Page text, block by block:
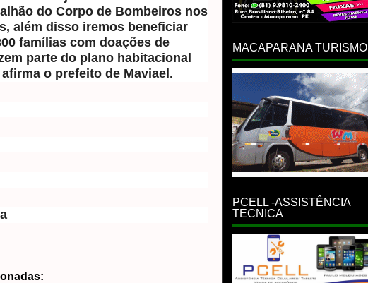
do Corpo de Bombeiros nos
além disso iremos beneficiar
famílias com doações de
parte do plano habitacional
o prefeito de Maviael.
MACAPARANA TURISMO
PCELL -ASSISTÊNCIA
TECNICA